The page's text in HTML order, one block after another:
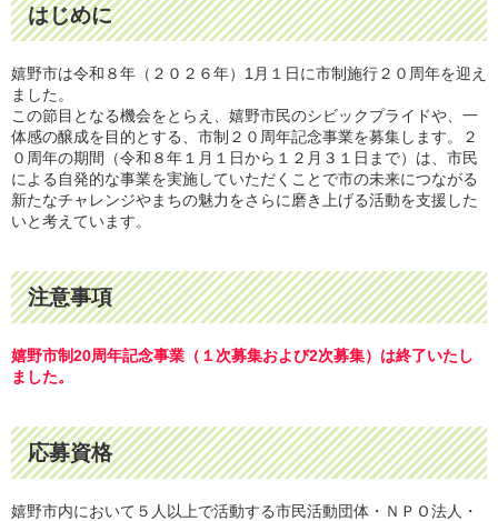
はじめに
嬉野市は令和８年（２０２６年）1月１日に市制施行２０周年を迎え
ました。
この節目となる機会をとらえ、嬉野市民のシビックプライドや、一
体感の醸成を目的とする、市制２０周年記念事業を募集します。２
０周年の期間（令和８年１月１日から１２月３１日まで）は、市民
による自発的な事業を実施していただくことで市の未来につながる
新たなチャレンジやまちの魅力をさらに磨き上げる活動を支援した
いと考えています。
注意事項
嬉野市制20周年記念事業（１次募集および2次募集）は終了いたし
ました。
応募資格
嬉野市内において５人以上で活動する市民活動団体・ＮＰＯ法人・